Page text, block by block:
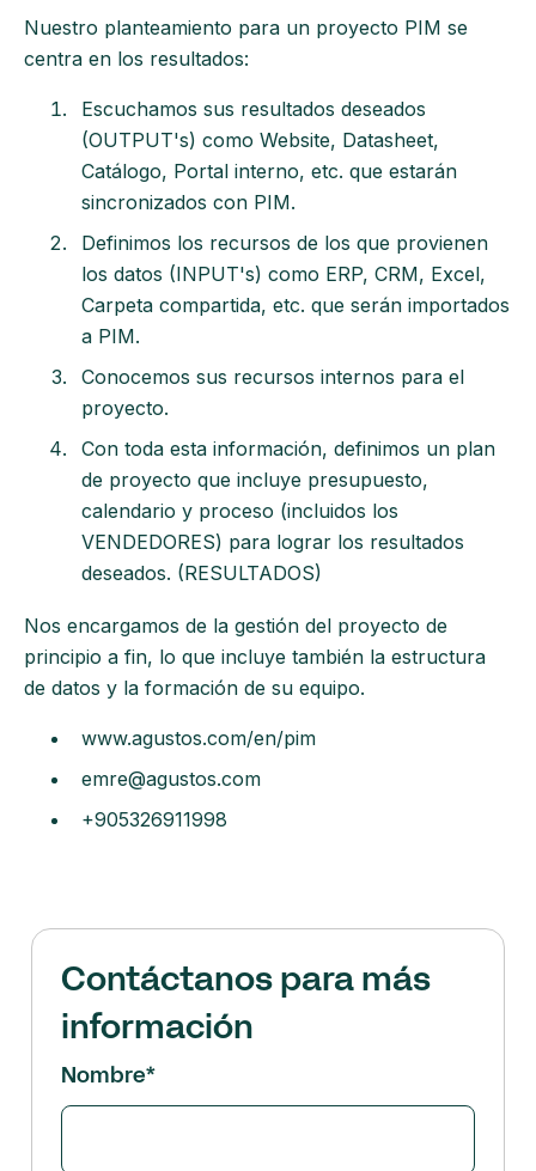
Nuestro planteamiento para un proyecto PIM se
centra en los resultados:
Escuchamos sus resultados deseados
(OUTPUT's) como Website, Datasheet,
Catálogo, Portal interno, etc. que estarán
sincronizados con PIM.
Definimos los recursos de los que provienen
los datos (INPUT's) como ERP, CRM, Excel,
Carpeta compartida, etc. que serán importados
a PIM.
Conocemos sus recursos internos para el
proyecto.
Con toda esta información, definimos un plan
de proyecto que incluye presupuesto,
calendario y proceso (incluidos los
VENDEDORES) para lograr los resultados
deseados. (RESULTADOS)
Nos encargamos de la gestión del proyecto de
principio a fin, lo que incluye también la estructura
de datos y la formación de su equipo.
www.agustos.com/en/pim
emre@agustos.com
+905326911998
Contáctanos para más
información
Nombre*